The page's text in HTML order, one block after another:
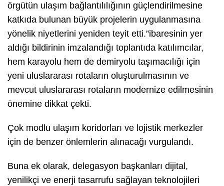
örgütün ulaşım bağlantılılığının güçlendirilmesine
katkıda bulunan büyük projelerin uygulanmasına
yönelik niyetlerini yeniden teyit etti.”ibaresinin yer
aldığı bildirinin imzalandığı toplantıda katılımcılar,
hem karayolu hem de demiryolu taşımacılığı için
yeni uluslararası rotaların oluşturulmasının ve
mevcut uluslararası rotaların modernize edilmesinin
önemine dikkat çekti.
Çok modlu ulaşım koridorları ve lojistik merkezler
için de benzer önlemlerin alınacağı vurgulandı.
Buna ek olarak, delegasyon başkanları dijital,
yenilikçi ve enerji tasarrufu sağlayan teknolojileri